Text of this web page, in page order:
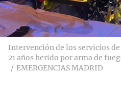
Intervención de los servicios
21 años herido por arma de
EMERGENCIAS MADRID